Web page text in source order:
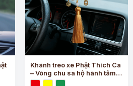
Khánh treo xe Phật Thích Ca
– Vòng chu sa hộ hành tâm
an